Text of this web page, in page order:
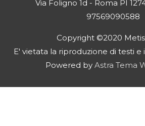
Via Foligno 1d - Roma PI
97569090588
Copyright ©2020
E' vietata la riproduzione di testi e
Powered by Astra Tema